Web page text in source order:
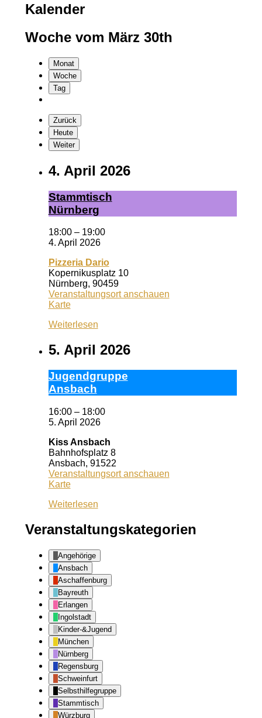
Kalender
Woche vom März 30th
Monat
Woche
Tag
Zurück
Heute
Weiter
4. April 2026
Stamm­tisch
Nürn­berg
18:00 – 19:00
4. April 2026
Pizzeria Dario
Kopernikusplatz 10
Nürnberg, 90459
Veranstaltungsort anschauen
KartePizzeria
Weiterlesen
5. April 2026
Ju­gend­grup­pe
Ans­bach
16:00 – 18:00
5. April 2026
Kiss Ansbach
Bahnhofsplatz 8
Ansbach, 91522
Veranstaltungsort anschauen
KarteKiss
Weiterlesen
Veranstaltungskategorien
Angehörige
Ansbach
Aschaffenburg
Bayreuth
Erlangen
Ingolstadt
Kinder-&Jugend
München
Nürnberg
Regensburg
Schweinfurt
Selbsthilfegruppe
Stammtisch
Würzburg